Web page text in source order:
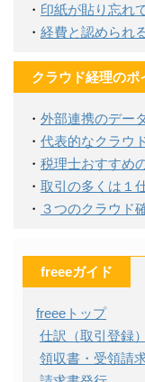
・ 印紙が貼り忘れ
・ 経費と認められ
クラウド経理のポ
・ 外部連携のデー
・ 代表的なクラウ
・ 税理士おすすめ
・ 取引の多くは１
・ ３つのクラウド
freeeガイド
freeeトップ
仕訳（取引登録）
領収書・受領請